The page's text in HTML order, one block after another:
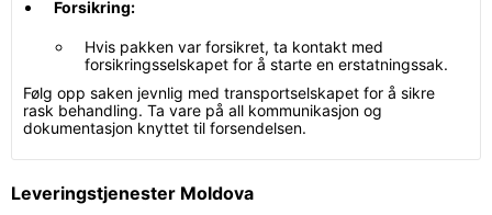
Forsikring:
Hvis pakken var forsikret, ta kontakt med
forsikringsselskapet for å starte en erstatningssak.
Følg opp saken jevnlig med transportselskapet for å sikre
rask behandling. Ta vare på all kommunikasjon og
dokumentasjon knyttet til forsendelsen.
Leveringstjenester Moldova